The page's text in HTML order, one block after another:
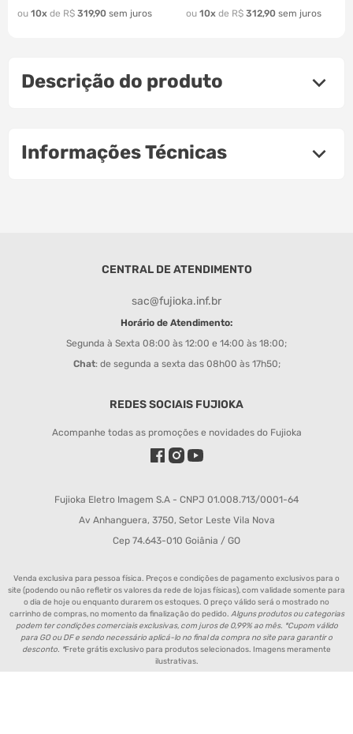
10 R$ 319,90 10 R$ 312,90
Descrição do produto
Informações Técnicas
CENTRAL DE ATENDIMENTO
sac@fujioka.inf.br
Horário de Atendimento:
Segunda à Sexta 08:00 às 12:00 e 14:00 às 18:00;
Chat: de segunda a sexta das 08h00 às 17h50;
REDES SOCIAIS FUJIOKA
Acompanhe todas as promoções e novidades do Fujioka
Fujioka Eletro Imagem S.A - CNPJ 01.008.713/0001-64
Av Anhanguera, 3750, Setor Leste Vila Nova
Cep 74.643-010 Goiânia / GO
Venda exclusiva para pessoa física. Preços e condições de pagamento exclusivos para o
site (podendo ou não refletir os valores da rede de lojas físicas), com validade somente para
o dia de hoje ou enquanto durarem os estoques. O preço válido será o mostrado no
carrinho de compras, no momento da finalização do pedido. Alguns produtos ou categorias
podem ter condições comerciais exclusivas, com juros de 0,99% ao mês. *Cupom válido
para GO ou DF e sendo necessário aplicá-lo no final da compra no site para garantir o
desconto. *Frete grátis exclusivo para produtos selecionados. Imagens meramente
ilustrativas.